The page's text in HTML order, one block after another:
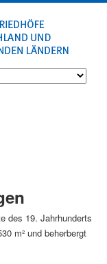
des 19. Jahrhunderts
m² und beherbergt